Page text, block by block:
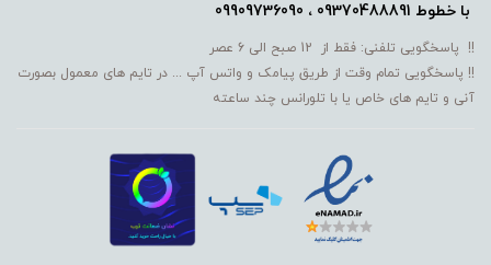
با خطوط 09370488891 ، 09909736090
!! پاسخگویی تلفنی: فقط از 12 صبح الی 6 عصر
!! پاسخگویی تمام وقت از طریق پیامک و واتس آپ ... در تایم های معمول بصورت
آنی و تایم های خاص یا با تلورانس چند ساعته